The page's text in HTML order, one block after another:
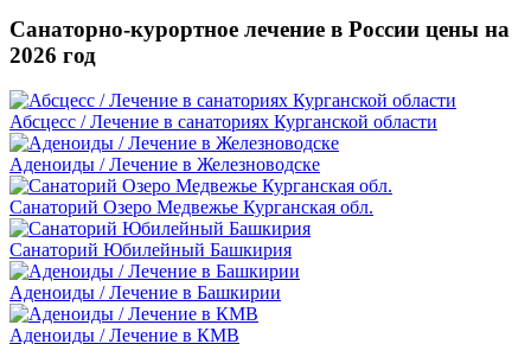
Санаторно-курортное лечение в России цены на
2026 год
Абсцесс / Лечение в санаториях Курганской области
Аденоиды / Лечение в Железноводске
Санаторий Озеро Медвежье Курганская обл.
Санаторий Юбилейный Башкирия
Аденоиды / Лечение в Башкирии
Аденоиды / Лечение в КМВ